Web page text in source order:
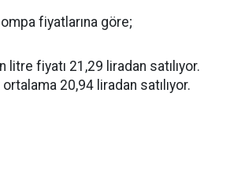
fiyatlarına göre;
fiyatı 21,29 liradan satılıyor.
20,94 liradan satılıyor.